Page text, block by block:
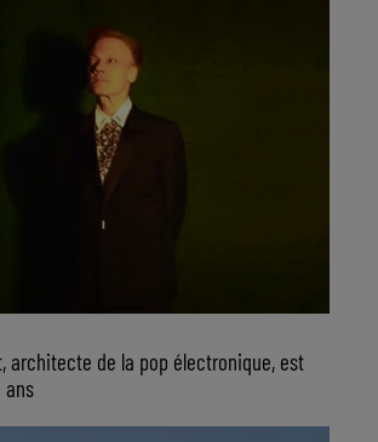
architecte de la pop électronique, est
ans